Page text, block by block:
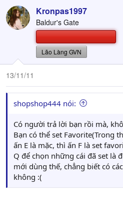
Kronpas1997
Baldur's Gate
Lão Làng GVN
13/11/11
shopshop444 nói:
Có người trả lời bạn rồi mà,
Bạn có thể set Favorite(Trong
ấn E là mặc, thì ấn F là set
Q để chọn những cái đã set là
mới dùng thế, chẳng biết có
không :(